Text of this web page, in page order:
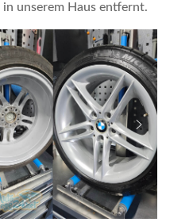
unserem Haus entfernt.